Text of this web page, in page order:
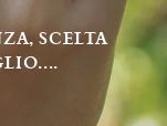
SCELTA